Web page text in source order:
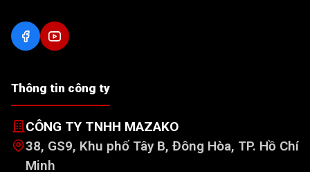
Thông tin công ty
CÔNG TY TNHH MAZAKO
38, GS9, Khu phố Tây B, Đông Hòa, TP. Hồ Chí
Minh